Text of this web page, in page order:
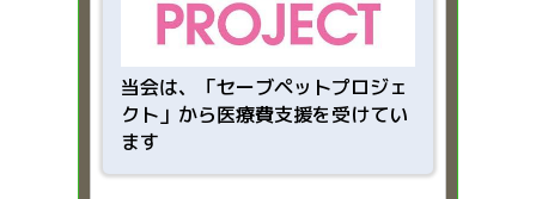
当会は、「セーブペットプロジェ
クト」から医療費支援を受けてい
ます